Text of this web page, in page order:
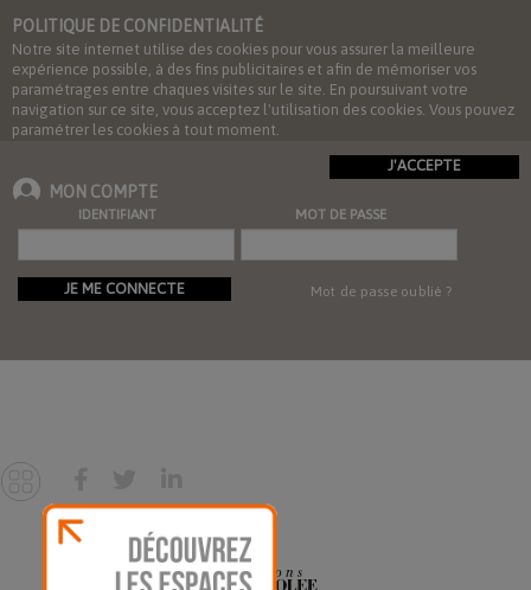
POLITIQUE DE CONFIDENTIALITÉ
Notre site internet utilise des cookies pour vous assurer la meilleure
expérience possible, à des fins publicitaires et afin de mémoriser vos
paramétrages entre chaques visites sur le site. En poursuivant votre
navigation sur ce site, vous acceptez l'utilisation des cookies. Vous pouvez
paramétrer les cookies à tout moment.
J'ACCEPTE
MON COMPTE
IDENTIFIANT MOT DE PASSE
JE ME CONNECTE Mot de passe oublié ?